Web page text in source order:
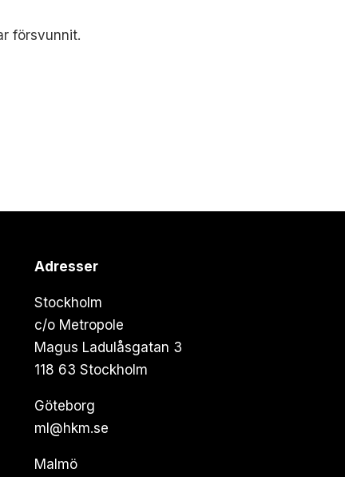
försvunnit.
Adresser
Stockholm
c/o Metropole
Magus Ladulåsgatan 3
118 63 Stockholm
Göteborg
ml@hkm.se
Malmö